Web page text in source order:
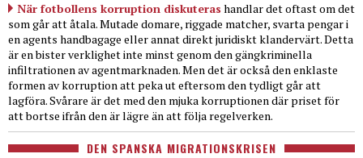
När fotbollens korruption diskuteras handlar det oftast om det
som går att åtala. Mutade domare, riggade matcher, svarta pengar i
en agents handbagage eller annat direkt juridiskt klandervärt. Detta
är en bister verklighet inte minst genom den gängkriminella
infiltrationen av agentmarknaden. Men det är också den enklaste
formen av korruption att peka ut eftersom den tydligt går att
lagföra. Svårare är det med den mjuka korruptionen där priset för
att bortse ifrån den är lägre än att följa regelverken.
DEN SPANSKA MIGRATIONSKRISEN